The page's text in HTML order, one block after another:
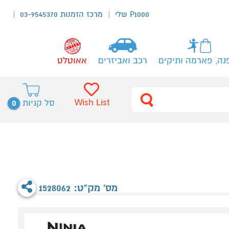
P1000 שלי מרכז הזמנות 03-9545370
פארמה ותיקים רכב ואביזרים אאוטלט
סל קניות 0 Wish List
מס' מק"ט: 1528062